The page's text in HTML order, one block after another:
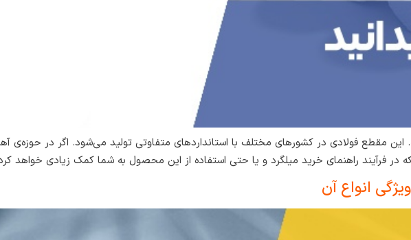
مقطع فولادی در کشورهای مختلف با استانداردهای متفاوتی تولید می‌شود. اگر در حوزه‌ی
در فرآیند راهنمای خرید میلگرد و یا حتی استفاده از این محصول به شما کمک زیادی خواهد
انواع آن